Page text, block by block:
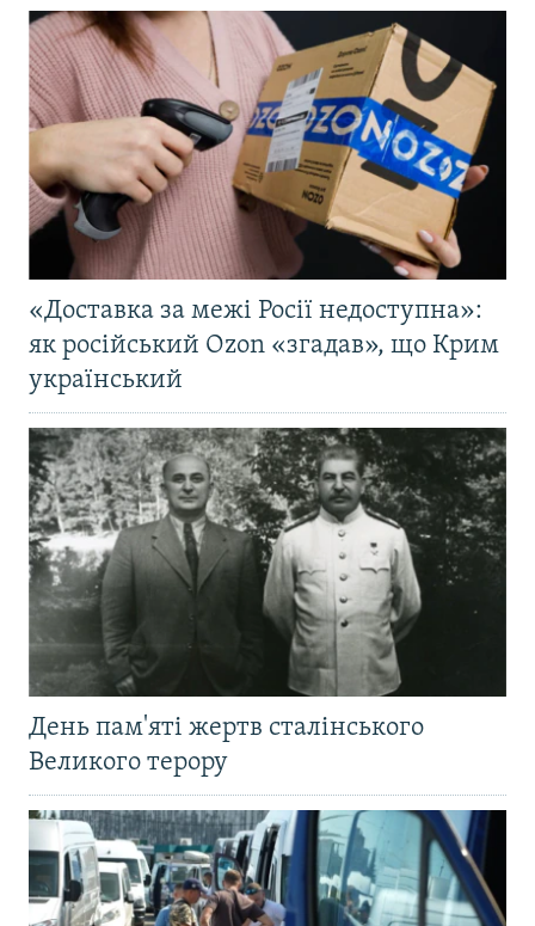
«Доставка за межі Росії недоступна»:
як російський Ozon «згадав», що Крим
український
День пам'яті жертв сталінського
Великого терору